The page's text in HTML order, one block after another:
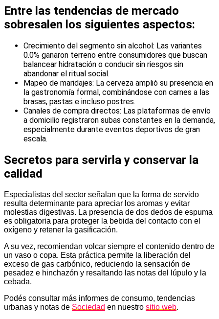
Entre las tendencias de mercado
sobresalen los siguientes aspectos:
Crecimiento del segmento sin alcohol: Las variantes
0.0% ganaron terreno entre consumidores que buscan
balancear hidratación o conducir sin riesgos sin
abandonar el ritual social.
Mapeo de maridajes: La cerveza amplió su presencia en
la gastronomía formal, combinándose con carnes a las
brasas, pastas e incluso postres.
Canales de compra directos: Las plataformas de envío
a domicilio registraron subas constantes en la demanda,
especialmente durante eventos deportivos de gran
escala.
Secretos para servirla y conservar la
calidad
Especialistas del sector señalan que la forma de servido
resulta determinante para apreciar los aromas y evitar
molestias digestivas. La presencia de dos dedos de espuma
es obligatoria para proteger la bebida del contacto con el
oxígeno y retener la gasificación.
A su vez, recomiendan volcar siempre el contenido dentro de
un vaso o copa. Esta práctica permite la liberación del
exceso de gas carbónico, reduciendo la sensación de
pesadez e hinchazón y resaltando las notas del lúpulo y la
cebada.
Podés consultar más informes de consumo, tendencias
urbanas y notas de Sociedad en nuestro sitio web.